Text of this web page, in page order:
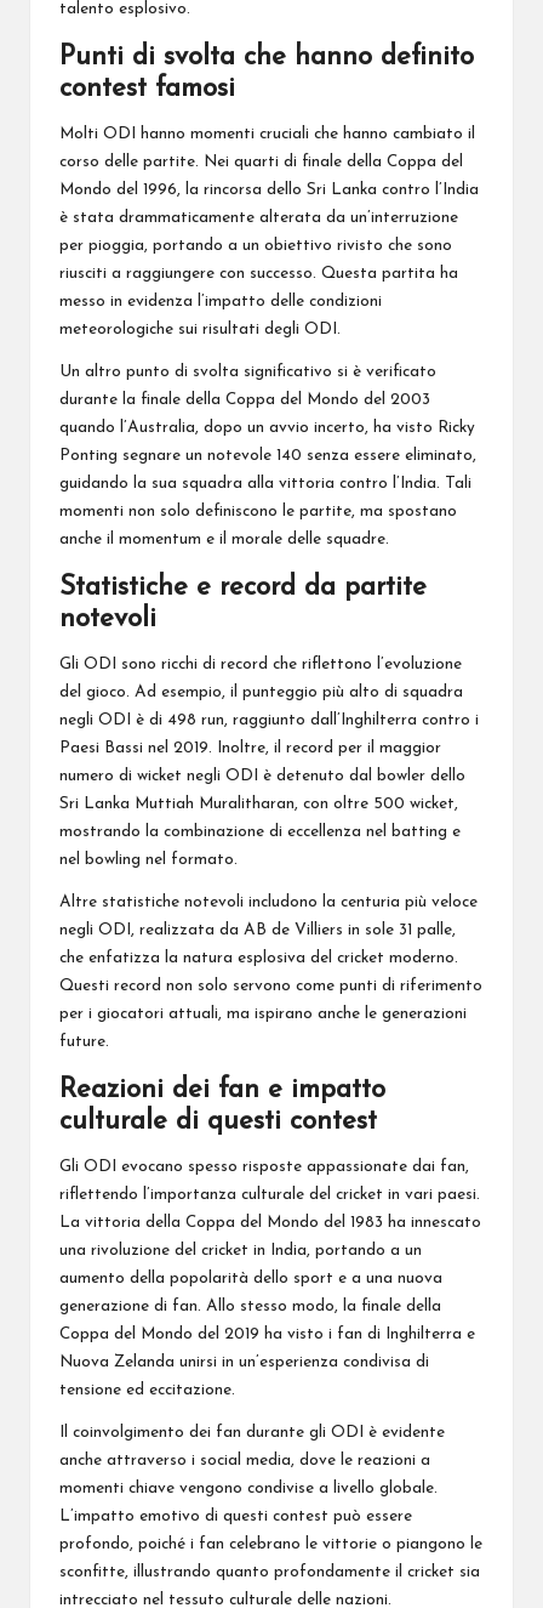
talento esplosivo.
Punti di svolta che hanno definito
contest famosi
Molti ODI hanno momenti cruciali che hanno cambiato il
corso delle partite. Nei quarti di finale della Coppa del
Mondo del 1996, la rincorsa dello Sri Lanka contro l’India
è stata drammaticamente alterata da un’interruzione
per pioggia, portando a un obiettivo rivisto che sono
riusciti a raggiungere con successo. Questa partita ha
messo in evidenza l’impatto delle condizioni
meteorologiche sui risultati degli ODI.
Un altro punto di svolta significativo si è verificato
durante la finale della Coppa del Mondo del 2003
quando l’Australia, dopo un avvio incerto, ha visto Ricky
Ponting segnare un notevole 140 senza essere eliminato,
guidando la sua squadra alla vittoria contro l’India. Tali
momenti non solo definiscono le partite, ma spostano
anche il momentum e il morale delle squadre.
Statistiche e record da partite
notevoli
Gli ODI sono ricchi di record che riflettono l’evoluzione
del gioco. Ad esempio, il punteggio più alto di squadra
negli ODI è di 498 run, raggiunto dall’Inghilterra contro i
Paesi Bassi nel 2019. Inoltre, il record per il maggior
numero di wicket negli ODI è detenuto dal bowler dello
Sri Lanka Muttiah Muralitharan, con oltre 500 wicket,
mostrando la combinazione di eccellenza nel batting e
nel bowling nel formato.
Altre statistiche notevoli includono la centuria più veloce
negli ODI, realizzata da AB de Villiers in sole 31 palle,
che enfatizza la natura esplosiva del cricket moderno.
Questi record non solo servono come punti di riferimento
per i giocatori attuali, ma ispirano anche le generazioni
future.
Reazioni dei fan e impatto
culturale di questi contest
Gli ODI evocano spesso risposte appassionate dai fan,
riflettendo l’importanza culturale del cricket in vari paesi.
La vittoria della Coppa del Mondo del 1983 ha innescato
una rivoluzione del cricket in India, portando a un
aumento della popolarità dello sport e a una nuova
generazione di fan. Allo stesso modo, la finale della
Coppa del Mondo del 2019 ha visto i fan di Inghilterra e
Nuova Zelanda unirsi in un’esperienza condivisa di
tensione ed eccitazione.
Il coinvolgimento dei fan durante gli ODI è evidente
anche attraverso i social media, dove le reazioni a
momenti chiave vengono condivise a livello globale.
L’impatto emotivo di questi contest può essere
profondo, poiché i fan celebrano le vittorie o piangono le
sconfitte, illustrando quanto profondamente il cricket sia
intrecciato nel tessuto culturale delle nazioni.